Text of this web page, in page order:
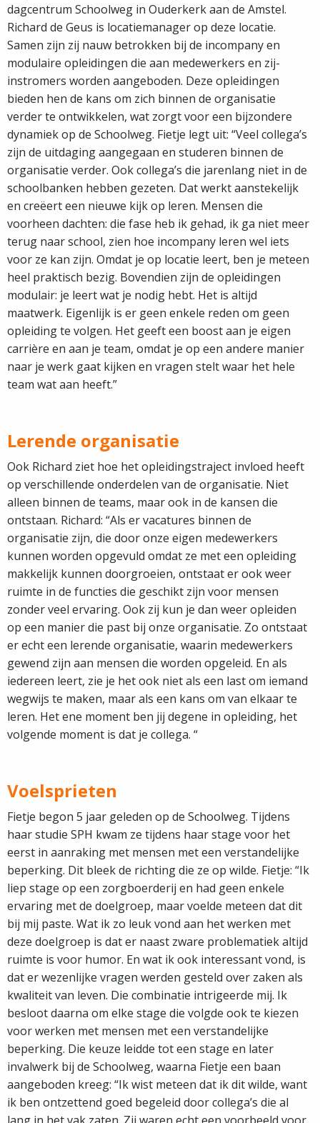
dagcentrum Schoolweg in Ouderkerk aan de Amstel.
Richard de Geus is locatiemanager op deze locatie.
Samen zijn zij nauw betrokken bij de incompany en
modulaire opleidingen die aan medewerkers en zij-
instromers worden aangeboden. Deze opleidingen
bieden hen de kans om zich binnen de organisatie
verder te ontwikkelen, wat zorgt voor een bijzondere
dynamiek op de Schoolweg. Fietje legt uit: “Veel collega’s
zijn de uitdaging aangegaan en studeren binnen de
organisatie verder. Ook collega’s die jarenlang niet in de
schoolbanken hebben gezeten. Dat werkt aanstekelijk
en creëert een nieuwe kijk op leren. Mensen die
voorheen dachten: die fase heb ik gehad, ik ga niet meer
terug naar school, zien hoe incompany leren wel iets
voor ze kan zijn. Omdat je op locatie leert, ben je meteen
heel praktisch bezig. Bovendien zijn de opleidingen
modulair: je leert wat je nodig hebt. Het is altijd
maatwerk. Eigenlijk is er geen enkele reden om geen
opleiding te volgen. Het geeft een boost aan je eigen
carrière en aan je team, omdat je op een andere manier
naar je werk gaat kijken en vragen stelt waar het hele
team wat aan heeft.”
Lerende organisatie
Ook Richard ziet hoe het opleidingstraject invloed heeft
op verschillende onderdelen van de organisatie. Niet
alleen binnen de teams, maar ook in de kansen die
ontstaan. Richard: “Als er vacatures binnen de
organisatie zijn, die door onze eigen medewerkers
kunnen worden opgevuld omdat ze met een opleiding
makkelijk kunnen doorgroeien, ontstaat er ook weer
ruimte in de functies die geschikt zijn voor mensen
zonder veel ervaring. Ook zij kun je dan weer opleiden
op een manier die past bij onze organisatie. Zo ontstaat
er echt een lerende organisatie, waarin medewerkers
gewend zijn aan mensen die worden opgeleid. En als
iedereen leert, zie je het ook niet als een last om iemand
wegwijs te maken, maar als een kans om van elkaar te
leren. Het ene moment ben jij degene in opleiding, het
volgende moment is dat je collega. “
Voelsprieten
Fietje begon 5 jaar geleden op de Schoolweg. Tijdens
haar studie SPH kwam ze tijdens haar stage voor het
eerst in aanraking met mensen met een verstandelijke
beperking. Dit bleek de richting die ze op wilde. Fietje: “Ik
liep stage op een zorgboerderij en had geen enkele
ervaring met de doelgroep, maar voelde meteen dat dit
bij mij paste. Wat ik zo leuk vond aan het werken met
deze doelgroep is dat er naast zware problematiek altijd
ruimte is voor humor. En wat ik ook interessant vond, is
dat er wezenlijke vragen werden gesteld over zaken als
kwaliteit van leven. Die combinatie intrigeerde mij. Ik
besloot daarna om elke stage die volgde ook te kiezen
voor werken met mensen met een verstandelijke
beperking. Die keuze leidde tot een stage en later
invalwerk bij de Schoolweg, waarna Fietje een baan
aangeboden kreeg: “Ik wist meteen dat ik dit wilde, want
ik ben ontzettend goed begeleid door collega’s die al